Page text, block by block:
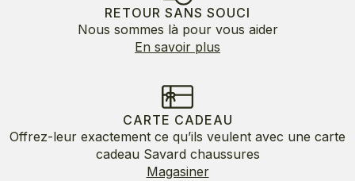
RETOUR SANS SOUCI
Nous sommes là pour vous aider
En savoir plus
CARTE CADEAU
Offrez-leur exactement ce qu’ils veulent avec une carte
cadeau Savard chaussures
Magasiner